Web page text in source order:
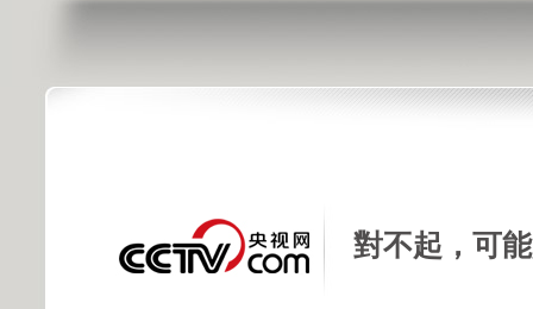
對不起，可